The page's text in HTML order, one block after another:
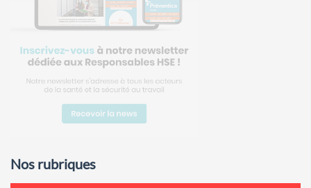
Nos rubriques